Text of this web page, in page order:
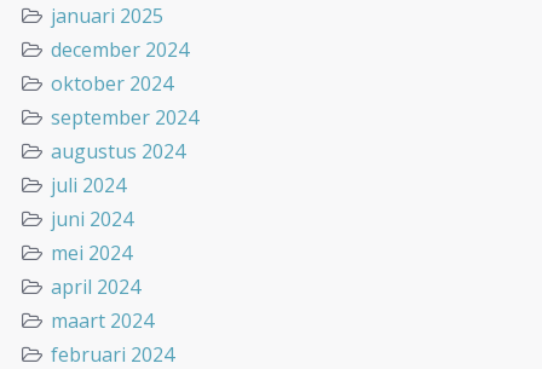
januari 2025
december 2024
oktober 2024
september 2024
augustus 2024
juli 2024
juni 2024
mei 2024
april 2024
maart 2024
februari 2024